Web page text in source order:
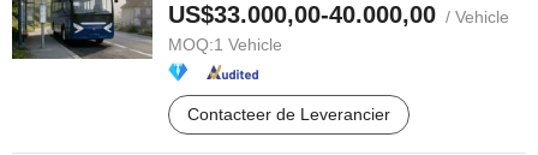
US$33.000,00-40.000,00 / Vehicle
MOQ:1 Vehicle
Contacteer de Leverancier